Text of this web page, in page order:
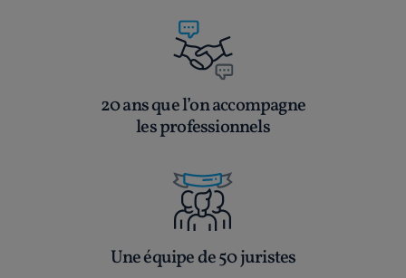
20 ans que l’on accompagne
les professionnels
Une équipe de 50 juristes